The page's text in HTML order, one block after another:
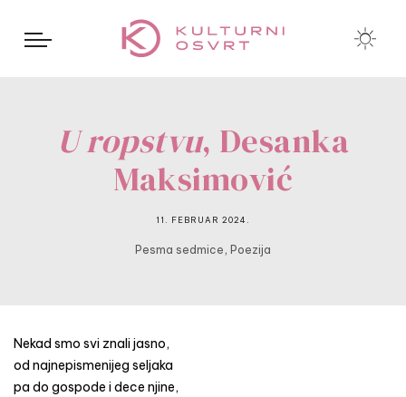
U ropstvu, Desanka
Maksimović
11. FEBRUAR 2024.
Pesma sedmice, Poezija
Nekad smo svi znali jasno,
od najnepismenijeg seljaka
pa do gospode i dece njine,